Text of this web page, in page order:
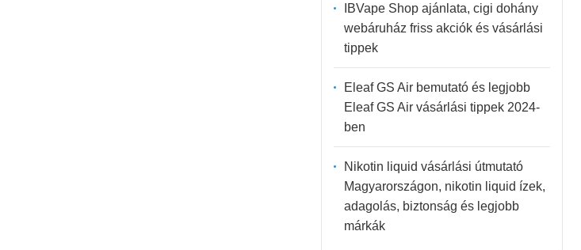
IBVape Shop ajánlata, cigi dohány
webáruház friss akciók és vásárlási
tippek
Eleaf GS Air bemutató és legjobb
Eleaf GS Air vásárlási tippek 2024-
ben
Nikotin liquid vásárlási útmutató
Magyarországon, nikotin liquid ízek,
adagolás, biztonság és legjobb
márkák